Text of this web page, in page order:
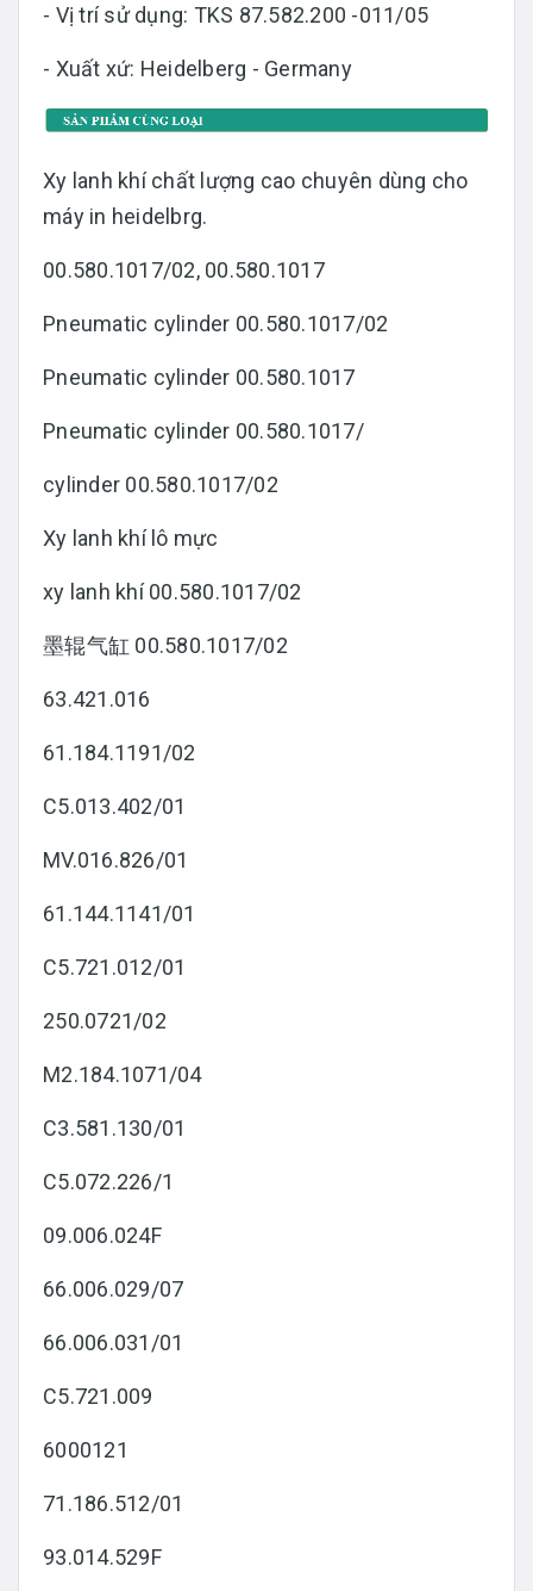
- Vị trí sử dụng: TKS 87.582.200 -011/05
- Xuất xứ: Heidelberg - Germany
Xy lanh khí chất lượng cao chuyên dùng cho
máy in heidelbrg.
00.580.1017/02, 00.580.1017
Pneumatic cylinder 00.580.1017/02
Pneumatic cylinder 00.580.1017
Pneumatic cylinder 00.580.1017/
cylinder 00.580.1017/02
Xy lanh khí lô mực
xy lanh khí 00.580.1017/02
墨辊气缸 00.580.1017/02
63.421.016
61.184.1191/02
C5.013.402/01
MV.016.826/01
61.144.1141/01
C5.721.012/01
250.0721/02
M2.184.1071/04
C3.581.130/01
C5.072.226/1
09.006.024F
66.006.029/07
66.006.031/01
C5.721.009
6000121
71.186.512/01
93.014.529F